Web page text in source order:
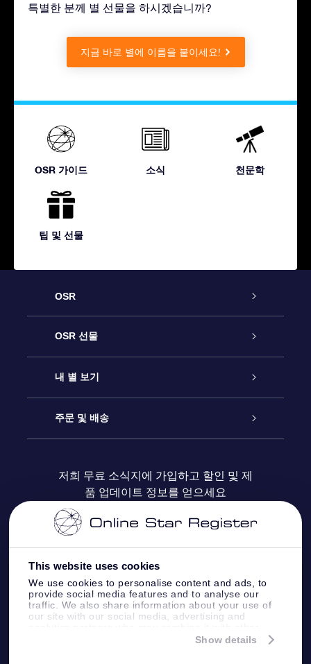
This website uses cookies
We use cookies to personalise content and ads, to
provide social media features and to analyse our
traffic. We also share information about your use of
our site with our social media, advertising and
information that you’ve provided to them or that
Show details
특별한 분께 별 선물을 하시겠습니까?
지금 바로 별에 이름을 붙이세요!
OSR 가이드 소식 천문학
팁 및 선물
OSR
고객 서비스
연락처
블로그
OSR 선물
온라인 별 선물
OSR 선물 팩
OSR 상품권
기업 선물
내 별 보기
Star Register
맞춤 별 페이지
One Million Stars
Fly me to the stars VR 앱
주문 및 배송
결제 정보
배송 정보
환불 정책
별자리
저희 무료 소식지에 가입하고 할인 및 제
품 업데이트 정보를 얻으세요